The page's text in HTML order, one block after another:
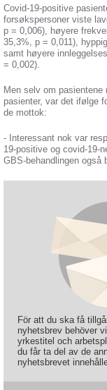
Covid-19-positive
forsøkspersoner viste
p = 0,006), høyere
35,3%, p = 0,011),
samt høyere
= 0,002).
Men selv om
pasienter, var det ifølge
de mottok:
- Interessant nok var
19-positive og covid-19-
GBS-behandlingen også
För att du ska få
nyhetsbrev behöver
yrkestitel och
du får ta del av de
nyhetsbrevet